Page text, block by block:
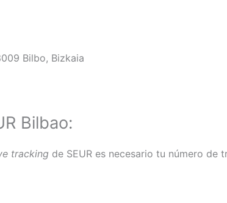
Bilbo, Bizkaia
Bilbao:
tracking de SEUR es necesario tu número de